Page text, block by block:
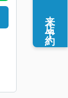
来店予約